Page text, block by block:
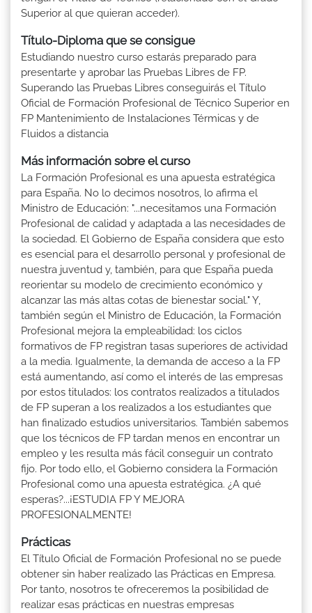
Superior al que quieran acceder).
Título-Diploma que se consigue
Estudiando nuestro curso estarás preparado para
presentarte y aprobar las Pruebas Libres de FP.
Superando las Pruebas Libres conseguirás el Título
Oficial de Formación Profesional de Técnico Superior en
FP Mantenimiento de Instalaciones Térmicas y de
Fluidos a distancia
Más información sobre el curso
La Formación Profesional es una apuesta estratégica
para España. No lo decimos nosotros, lo afirma el
Ministro de Educación: "...necesitamos una Formación
Profesional de calidad y adaptada a las necesidades de
la sociedad. El Gobierno de España considera que esto
es esencial para el desarrollo personal y profesional de
nuestra juventud y, también, para que España pueda
reorientar su modelo de crecimiento económico y
alcanzar las más altas cotas de bienestar social." Y,
también según el Ministro de Educación, la Formación
Profesional mejora la empleabilidad: los ciclos
formativos de FP registran tasas superiores de actividad
a la media. Igualmente, la demanda de acceso a la FP
está aumentando, así como el interés de las empresas
por estos titulados: los contratos realizados a titulados
de FP superan a los realizados a los estudiantes que
han finalizado estudios universitarios. También sabemos
que los técnicos de FP tardan menos en encontrar un
empleo y les resulta más fácil conseguir un contrato
fijo. Por todo ello, el Gobierno considera la Formación
Profesional como una apuesta estratégica. ¿A qué
esperas?...¡ESTUDIA FP Y MEJORA
PROFESIONALMENTE!
Prácticas
El Título Oficial de Formación Profesional no se puede
obtener sin haber realizado las Prácticas en Empresa.
Por tanto, nosotros te ofreceremos la posibilidad de
realizar esas prácticas en nuestras empresas